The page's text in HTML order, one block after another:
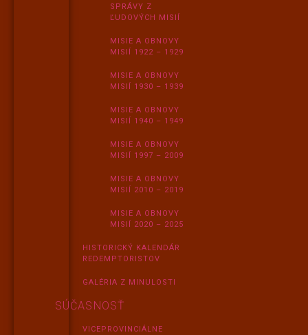
SPRÁVY Z
ĽUDOVÝCH MISIÍ
MISIE A OBNOVY
MISIÍ 1922 – 1929
MISIE A OBNOVY
MISIÍ 1930 – 1939
MISIE A OBNOVY
MISIÍ 1940 – 1949
MISIE A OBNOVY
MISIÍ 1997 – 2009
MISIE A OBNOVY
MISIÍ 2010 – 2019
MISIE A OBNOVY
MISIÍ 2020 – 2025
HISTORICKÝ KALENDÁR
REDEMPTORISTOV
GALÉRIA Z MINULOSTI
SÚČASNOSŤ
VICEPROVINCIÁLNE